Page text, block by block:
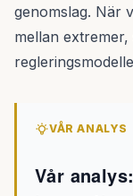
genomslag. När
mellan
VÅR ANALYS
Vår